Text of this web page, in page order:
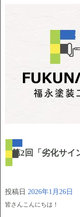
第2回「劣化サイ
投稿日 2026年1月26日
皆さんこんにちは！